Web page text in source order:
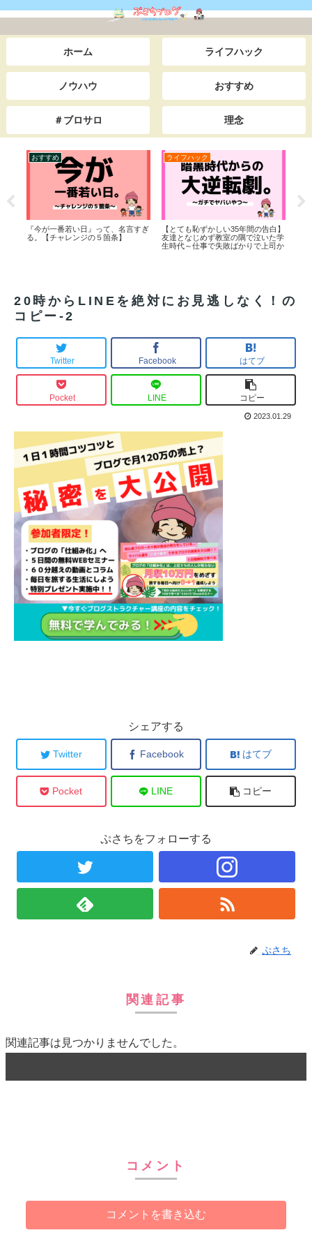
ホーム ライフハック
ノウハウ おすすめ
＃ブロサロ 理念
おすすめ
『今が一番若い日』って、名言すぎ
る。【チャレンジの５箇条】
ライフハック
【とても恥ずかしい35年間の告白】
友達となじめず教室の隅で泣いた学
生時代～仕事で失敗ばかりで上司か
20時からLINEを絶対にお見逃しなく！の
コピー-2
Twitter Facebook はてブ
Pocket LINE コピー
2023.01.29
シェアする
Twitter Facebook はてブ
Pocket LINE コピー
ぷさちをフォローする
ぷさち
関連記事
関連記事は見つかりませんでした。
コメント
コメントを書き込む